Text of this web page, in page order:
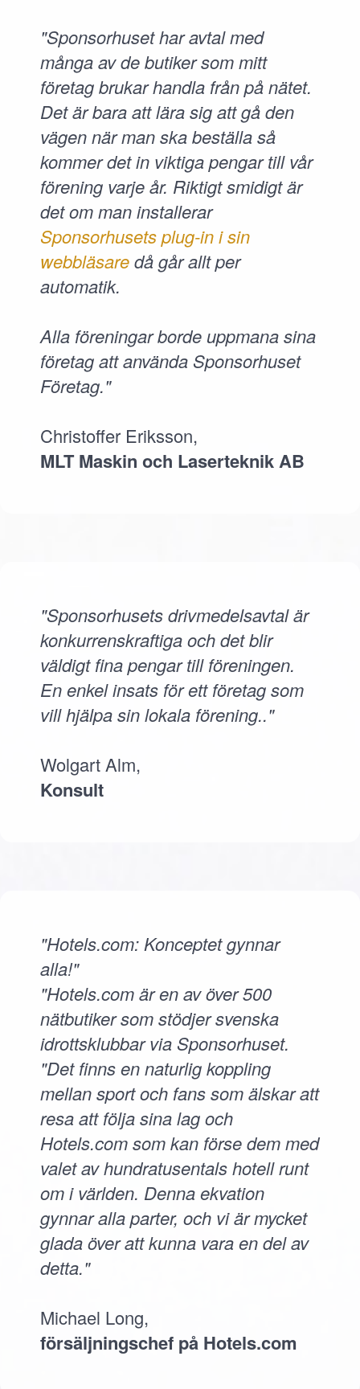
"Sponsorhuset har avtal med
många av de butiker som mitt
företag brukar handla från på nätet.
Det är bara att lära sig att gå den
vägen när man ska beställa så
kommer det in viktiga pengar till vår
förening varje år. Riktigt smidigt är
det om man installerar
Sponsorhusets plug-in i sin
webbläsaredå går allt per
automatik.
Alla föreningar borde uppmana sina
företag att använda Sponsorhuset
Företag."
Christoffer Eriksson,
MLT Maskin och Laserteknik AB
"Sponsorhusets drivmedelsavtal är
konkurrenskraftiga och det blir
väldigt fina pengar till föreningen.
En enkel insats för ett företag som
vill hjälpa sin lokala förening.."
Wolgart Alm,
Konsult
"Hotels.com: Konceptet gynnar
alla!"
"Hotels.com är en av över 500
nätbutiker som stödjer svenska
idrottsklubbar via Sponsorhuset.
"Det finns en naturlig koppling
mellan sport och fans som älskar att
resa att följa sina lag och
Hotels.com som kan förse dem med
valet av hundratusentals hotell runt
om i världen. Denna ekvation
gynnar alla parter, och vi är mycket
glada över att kunna vara en del av
detta."
Michael Long,
försäljningschef på Hotels.com